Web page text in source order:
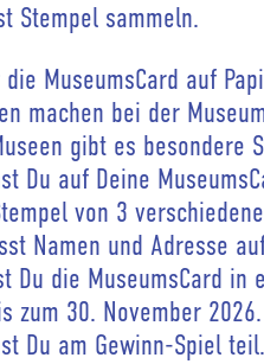
Stempel sammeln.
MuseumsCard auf
machen bei der
gibt es besondere
Du auf Deine
von 3
Namen und Adresse
Du die MuseumsCard
zum 30. November 2026.
Du am Gewinn-Spiel teil.